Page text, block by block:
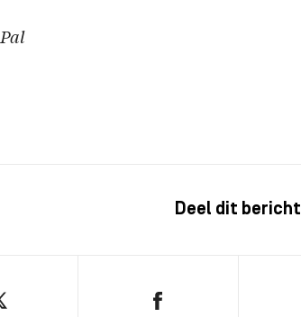
Deel dit bericht